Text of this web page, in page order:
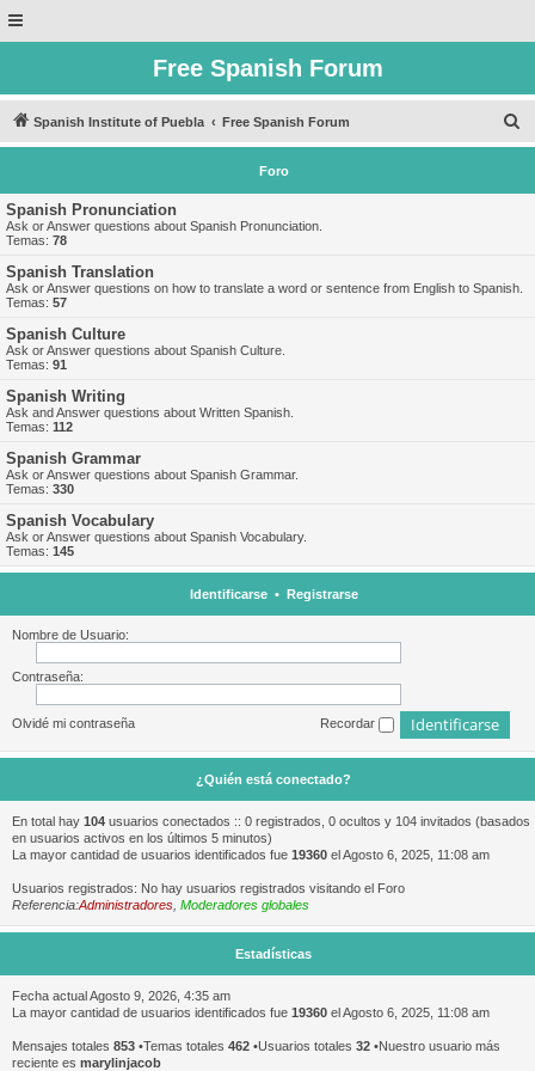
Free Spanish Forum
Spanish Institute of Puebla Free Spanish Forum
u
Foro
Spanish Pronunciation
Ask or Answer questions about Spanish Pronunciation.
Temas: 78
Spanish Translation
Ask or Answer questions on how to translate a word or sentence from English to Spanish.
Temas: 57
Spanish Culture
Ask or Answer questions about Spanish Culture.
Temas: 91
Spanish Writing
Ask and Answer questions about Written Spanish.
Temas: 112
Spanish Grammar
Ask or Answer questions about Spanish Grammar.
Temas: 330
Spanish Vocabulary
Ask or Answer questions about Spanish Vocabulary.
Temas: 145
Identificarse• Registrarse
Nombre de Usuario:
Contraseña:
Olvidé mi contraseña Recordar
¿Quién está conectado?
En total hay 104 usuarios conectados :: 0 registrados, 0 ocultos y 104 invitados (basados
en usuarios activos en los últimos 5 minutos)
La mayor cantidad de usuarios identificados fue 19360 el Agosto 6, 2025, 11:08 am
Usuarios registrados: No hay usuarios registrados visitando el Foro
Referencia:Administradores Moderadores globales
Estadísticas
Fecha actual Agosto 9, 2026, 4:35 am
La mayor cantidad de usuarios identificados fue 19360 el Agosto 6, 2025, 11:08 am
Mensajes totales 853 •Temas totales 462 •Usuarios totales 32 •Nuestro usuario más
reciente es marylinjacob